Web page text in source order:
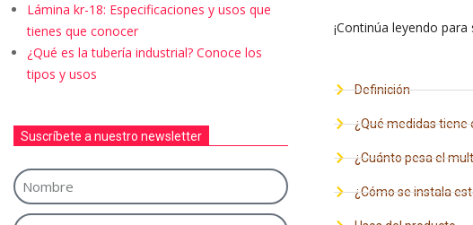
¡Continúa leyendo
Definición
¿Qué medidas tiene
¿Cuánto pesa el
¿Cómo se instala
Lámina kr-18: Especificaciones y usos que
tienes que conocer
¿Qué es la tubería industrial? Conoce los
tipos y usos
Suscríbete a nuestro newsletter